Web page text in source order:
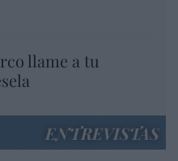
llame a tu
ENTREVISTAS